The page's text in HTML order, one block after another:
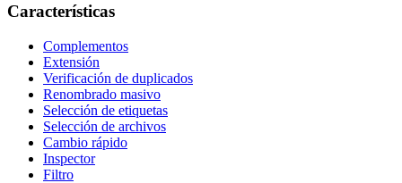
Características
Complementos
Extensión
Verificación de duplicados
Renombrado masivo
Selección de etiquetas
Selección de archivos
Cambio rápido
Inspector
Filtro